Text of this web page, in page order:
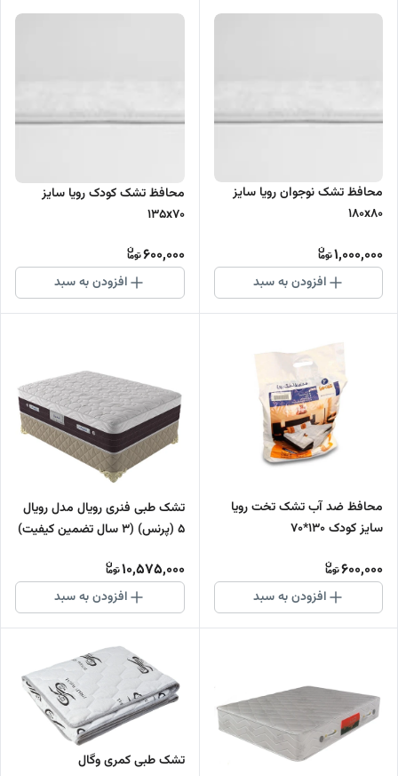
محافظ تشک نوجوان رویا سایز
۱۸۰x۸۰
1,000,000
افزودن به سبد
محافظ تشک کودک رویا سایز
۱۳۵x۷۰
600,000
افزودن به سبد
محافظ ضد آب تشک تخت رویا
سایز کودک 130*70
600,000
افزودن به سبد
تشک طبی فنری رویال مدل رویال
5 (پرنس) (3 سال تضمین کیفیت)
10,575,000
افزودن به سبد
تشک طبی کمری وگال